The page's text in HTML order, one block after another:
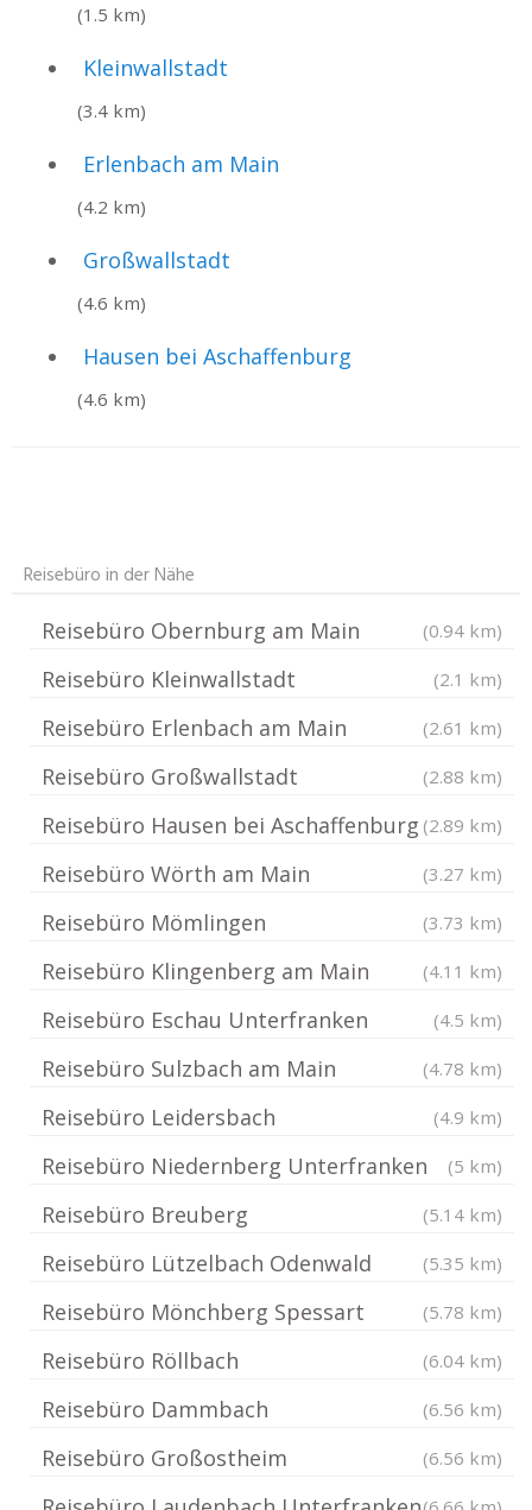
(1.5 km)
Kleinwallstadt
(3.4 km)
Erlenbach am Main
(4.2 km)
Großwallstadt
(4.6 km)
Hausen bei Aschaffenburg
(4.6 km)
Reisebüro in der Nähe
Reisebüro Obernburg am Main (0.94 km)
Reisebüro Kleinwallstadt (2.1 km)
Reisebüro Erlenbach am Main (2.61 km)
Reisebüro Großwallstadt (2.88 km)
Reisebüro Hausen bei Aschaffenburg (2.89 km)
Reisebüro Wörth am Main (3.27 km)
Reisebüro Mömlingen (3.73 km)
Reisebüro Klingenberg am Main (4.11 km)
Reisebüro Eschau Unterfranken (4.5 km)
Reisebüro Sulzbach am Main (4.78 km)
Reisebüro Leidersbach (4.9 km)
Reisebüro Niedernberg Unterfranken (5 km)
Reisebüro Breuberg (5.14 km)
Reisebüro Lützelbach Odenwald (5.35 km)
Reisebüro Mönchberg Spessart (5.78 km)
Reisebüro Röllbach (6.04 km)
Reisebüro Dammbach (6.56 km)
Reisebüro Großostheim (6.56 km)